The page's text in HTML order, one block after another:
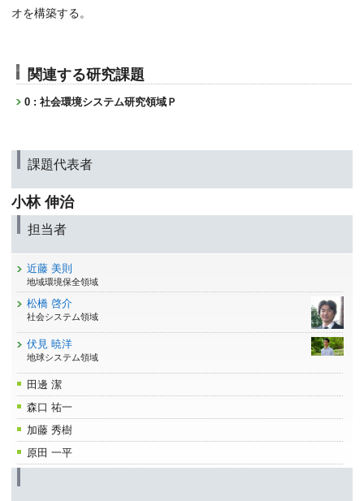
オを構築する。
関連する研究課題
0 : 社会環境システム研究領域Ｐ
課題代表者
小林 伸治
担当者
近藤 美則
地域環境保全領域
松橋 啓介
社会システム領域
伏見 暁洋
地球システム領域
田邊 潔
森口 祐一
加藤 秀樹
原田 一平